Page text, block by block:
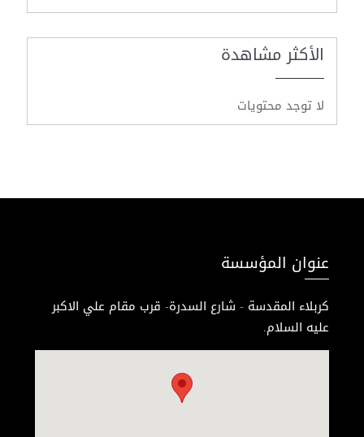
الأكثر مشاهدة
لا توجد محتويات
عنوان المؤسسة
كربلاء المقدسة - شارع السدرة- قرب مقام علي الاكبر
عليه السلام.